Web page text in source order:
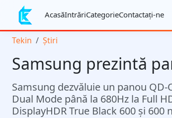
AcasăIntrăriCategorieContactaţi-ne
Tekin Știri
Samsung prezintă
Samsung dezvăluie un panou QD-
Dual Mode până la 680Hz la Full
DisplayHDR True Black 600 și 600